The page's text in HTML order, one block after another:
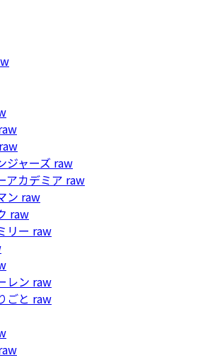
ジャーズ raw
アカデミア raw
ン raw
raw
リー raw
レン raw
ごと raw